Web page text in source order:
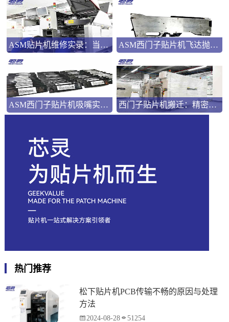
ASM贴片机维修实录：当“幽灵故障”遇上专业排查 ASM西门子贴片机飞达抛料分析
ASM西门子贴片机吸嘴实用技术指南 西门子贴片机搬迁：精密制造背后的专业护航
热门推荐
松下贴片机PCB传输不畅的原因与处理
方法
2024-08-28 51254